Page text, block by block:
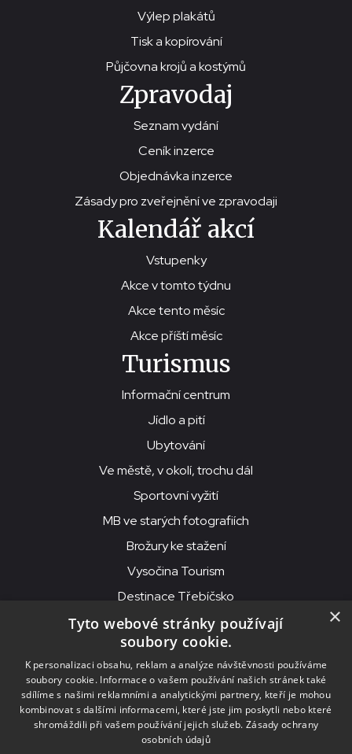
Výlep plakátů
Tisk a kopírování
Půjčovna krojů a kostýmů
Zpravodaj
Seznam vydání
Ceník inzerce
Objednávka inzerce
Zásady pro zveřejnění ve zpravodaji
Kalendář akcí
Vstupenky
Akce v tomto týdnu
Akce tento měsíc
Akce příští měsíc
Turismus
Informační centrum
Jídlo a pití
Ubytování
Ve městě, v okolí, trochu dál
Sportovní vyžití
MB ve starých fotografiích
Brožury ke stažení
Vysočina Tourism
Destinace Třebíčsko
© 2026MKS Beseda Mor. Budějovice
MKS Beseda, příspěvková organizace, Purcnerova 62, 676 02
Moravské Budějovice
IČO: 00091758, DIČ: CZ00091758, ID datové schránky: chjn2kd
×
Tyto webové stránky používají
soubory cookie.
K personalizaci obsahu, reklam a analýze návštěvnosti používáme
soubory cookie. Informace o vašem používání našich stránek také
sdílíme s našimi reklamními a analytickými partnery, kteří je mohou
kombinovat s dalšími informacemi, které jste jim poskytli nebo které
shromáždili při vašem používání jejich služeb. Zásady ochrany
osobních údajů